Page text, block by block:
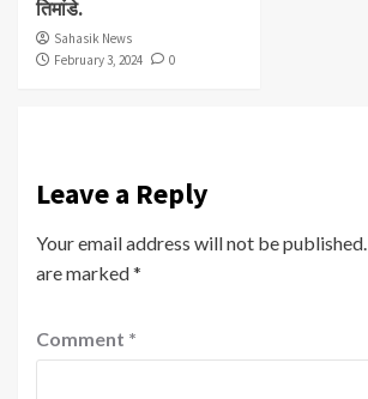
तिमांडे.
Sahasik News
February 3, 2024
0
Leave a Reply
Your email address will not be published.
are marked*
Comment *